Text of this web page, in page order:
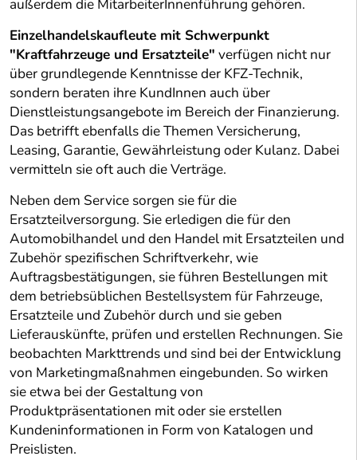
außerdem die MitarbeiterInnenführung gehören.
Einzelhandelskaufleute mit Schwerpunkt
"Kraftfahrzeuge und Ersatzteile" verfügen nicht nur
über grundlegende Kenntnisse der KFZ-Technik,
sondern beraten ihre KundInnen auch über
Dienstleistungsangebote im Bereich der Finanzierung.
Das betrifft ebenfalls die Themen Versicherung,
Leasing, Garantie, Gewährleistung oder Kulanz. Dabei
vermitteln sie oft auch die Verträge.
Neben dem Service sorgen sie für die
Ersatzteilversorgung. Sie erledigen die für den
Automobilhandel und den Handel mit Ersatzteilen und
Zubehör spezifischen Schriftverkehr, wie
Auftragsbestätigungen, sie führen Bestellungen mit
dem betriebsüblichen Bestellsystem für Fahrzeuge,
Ersatzteile und Zubehör durch und sie geben
Lieferauskünfte, prüfen und erstellen Rechnungen. Sie
beobachten Markttrends und sind bei der Entwicklung
von Marketingmaßnahmen eingebunden. So wirken
sie etwa bei der Gestaltung von
Produktpräsentationen mit oder sie erstellen
Kundeninformationen in Form von Katalogen und
Preislisten.